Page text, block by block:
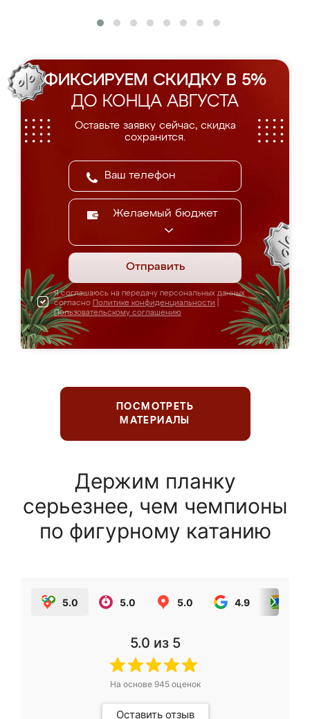
ФИКСИРУЕМ СКИДКУ В 5%
ДО КОНЦА АВГУСТА
Оставьте заявку сейчас, скидка
сохранится.
Желаемый бюджет
Отправить
Я соглашаюсь на передачу персональных данных
согласно Политике конфиденциальности
Пользовательскому соглашению
ПОСМОТРЕТЬ
МАТЕРИАЛЫ
Держим планку
серьезнее, чем чемпионы
по фигурному катанию
5.0 5.0 5.0 4.9
5.0 из 5
На основе 945оценок
Оставить отзыв